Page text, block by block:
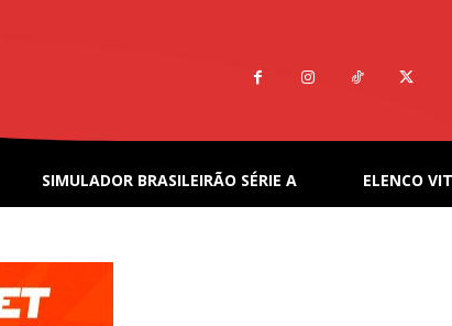
SIMULADOR BRASILEIRÃO SÉRIE A ELENCO